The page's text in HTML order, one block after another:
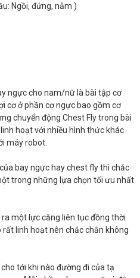
Ngồi, đứng, nằm )
ngực cho nam/nữ là bài tập cơ
cơ ở phần cơ ngực bao gồm cơ
chuyển động Chest Fly trong bài
hoạt với nhiều hình thức khác
máy robot.
bay ngực hay chest fly thì chắc
trong những lựa chọn tối ưu nhất
một lực căng liên tục đồng thời
linh hoạt nên chắc chắn không
tới khi nào đường đi của tạ